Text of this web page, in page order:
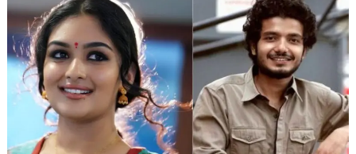
ഹിരോഷിമ ദിനത്തിൽ പ്രത്യേകം തയ്യാറാക്കിയ സ്മൃതി
മണ്ഡപത്തിൽ പുഷ്പാർച്ചന നടത്തി കൊഴുവനാൽ SJNHSS
ലെ കുട്ടികൾ
ദുരന്ത ബാധിതർക്ക് ഭക്ഷ്യ കിറ്റുകൾ വിതരണം ചെയ്തു
പ്രളയബാധിതർക്ക് സഹായ ഹസ്തവുമായി കോൺഗ്രസ്
കുന്നോന്നി വാർഡ് കമ്മറ്റി